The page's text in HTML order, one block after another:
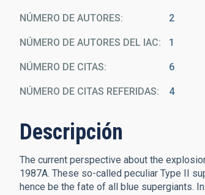
NÚMERO DE AUTORES 2
NÚMERO DE AUTORES DEL IAC 1
NÚMERO DE CITAS 6
NÚMERO DE CITAS REFERIDAS 4
Descripción
The current perspective about the
1987A. These so-called peculiar Type II
hence be the fate of all blue supergiants.